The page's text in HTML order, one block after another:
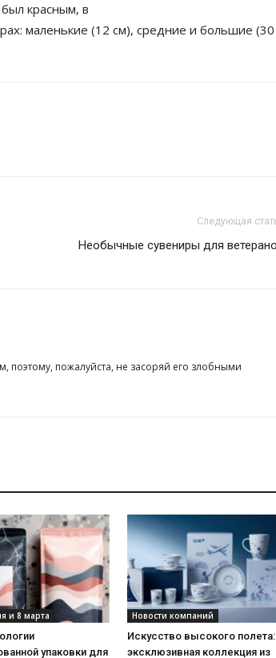
красным, в
маленькие (12 см), средние и большие (30
Следующая
Необычные сувениры для
поэтому, пожалуйста, не засоряй его злобными
и 8 марта
упаковки для
Новости компаний
Искусство высокого полета:
эксклюзивная коллекция из